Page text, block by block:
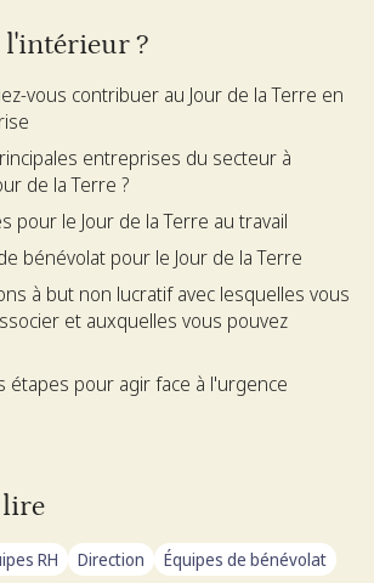
l'intérieur ?
vous contribuer au Jour de la Terre en
entreprises du secteur à
de la Terre ?
pour le Jour de la Terre au travail
bénévolat pour le Jour de la Terre
à but non lucratif avec lesquelles vous
et auxquelles vous pouvez
étapes pour agir face à l'urgence
RH Direction Équipes de bénévolat